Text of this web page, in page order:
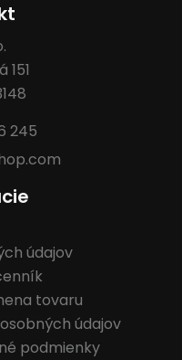
151
245
údajov
tovaru
údajov
podmienky